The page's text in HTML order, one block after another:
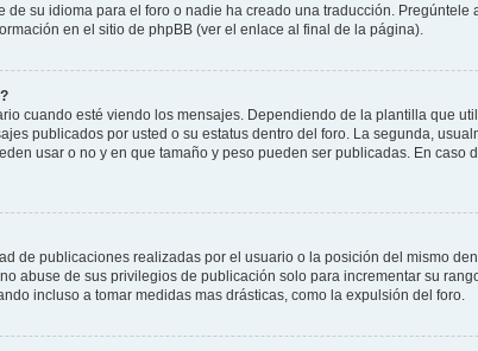
su idioma para el foro o nadie ha creado una traducción.
en el sitio de phpBB (ver el enlace al final de la página).
cuando esté viendo los mensajes. Dependiendo de la plantilla que
publicados por usted o su estatus dentro del foro. La segunda,
usar o no y en que tamaño y peso pueden ser publicadas. En
de publicaciones realizadas por el usuario o la posición del mismo
abuse de sus privilegios de publicación solo para incrementar su
incluso a tomar medidas mas drásticas, como la expulsión del foro.